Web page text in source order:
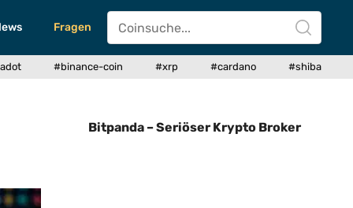
Fragen
#binance-coin #xrp #cardano #shiba
Bitpanda – Seriöser Krypto Broker